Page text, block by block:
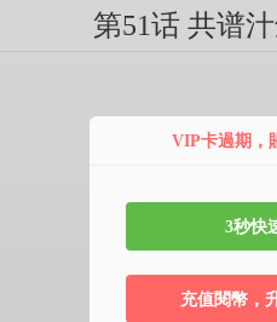
第51话 共谱
VIP卡過期，
3秒快
充值閱幣，